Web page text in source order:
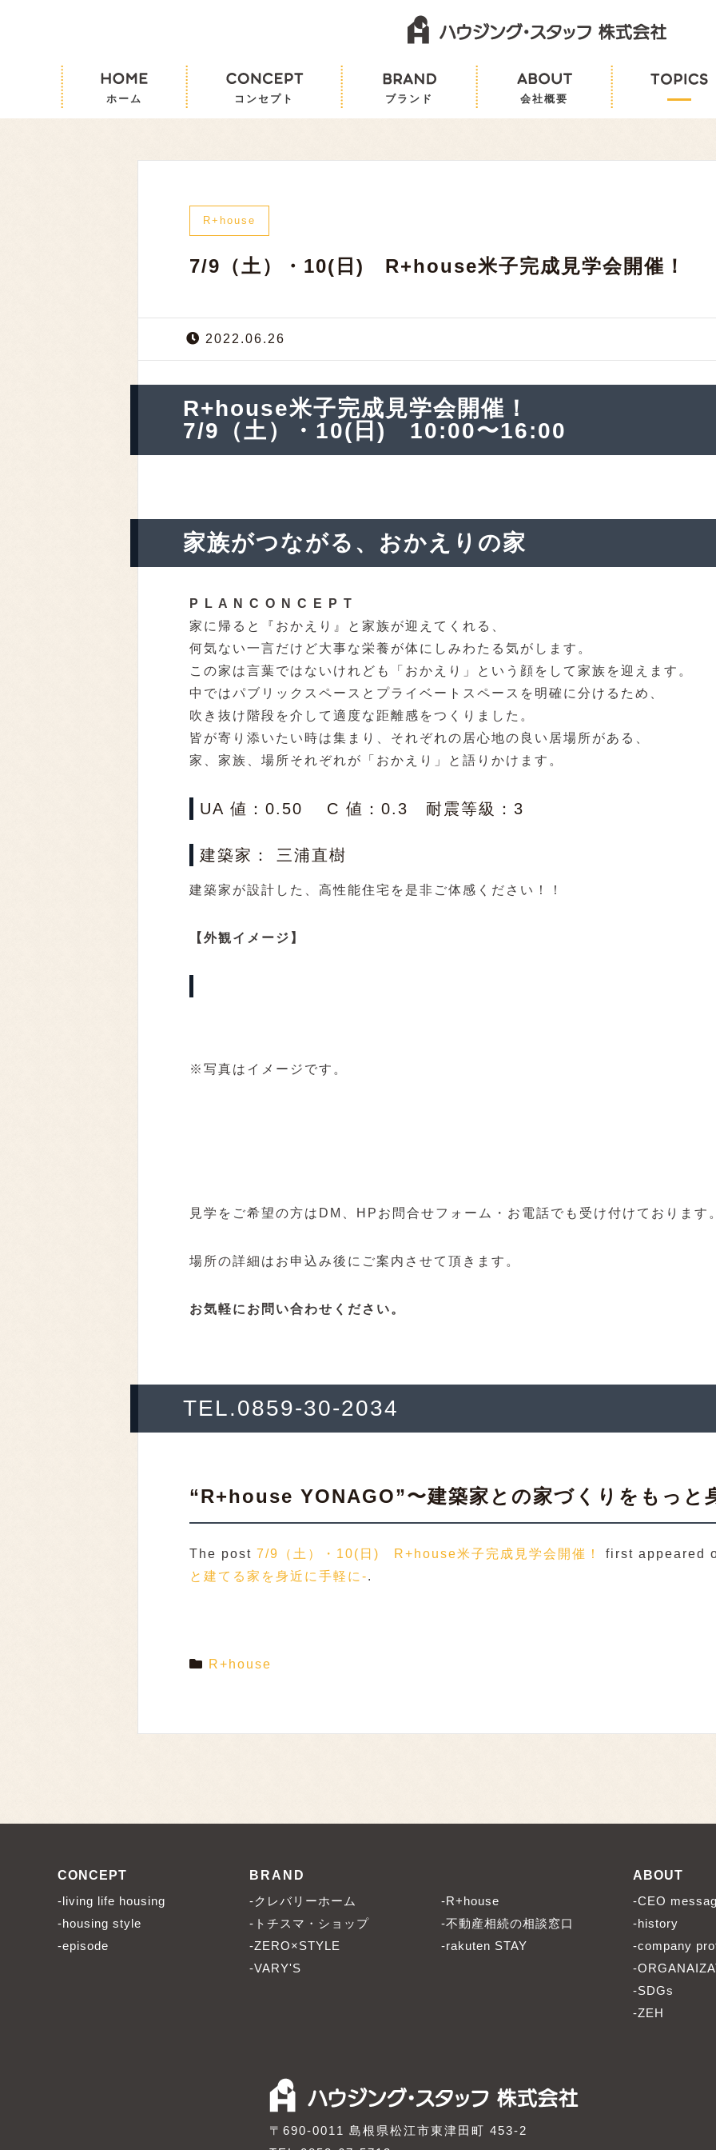
R+house
7/9（土）・10(日) R+house米子完成見学会開催！
2022.06.26
R+house米子完成見学会開催！
7/9（土）・10(日) 10:00〜16:00
家族がつながる、おかえりの家
P L A N C O N C E P T
家に帰ると『おかえり』と家族が迎えてくれる、
何気ない一言だけど大事な栄養が体にしみわたる気がします。
この家は言葉ではないけれども「おかえり」という顔をして家族を迎えます。
中ではパブリックスペースとプライベートスペースを明確に分けるため、
吹き抜け階段を介して適度な距離感をつくりました。
皆が寄り添いたい時は集まり、それぞれの居心地の良い居場所がある、
家、家族、場所それぞれが「おかえり」と語りかけます。
UA 値：0.50 C 値：0.3 耐震等級：3
建築家： 三浦直樹
建築家が設計した、高性能住宅を是非ご体感ください！！
【外観イメージ】
※写真はイメージです。
見学をご希望の方はDM、HPお問合せフォーム・お電話でも受け付けております
場所の詳細はお申込み後にご案内させて頂きます。
お気軽にお問い合わせください。
TEL.0859-30-2034
“R+house YONAGO”〜建築家との家づくりをもっと
The post 7/9（土）・10(日) R+house米子完成見学会開催！
first appeared
と建てる家を身近に手軽に-.
R+house
CONCEPT
-living life housing
-housing style
-episode
BRAND
-クレバリーホーム
-トチスマ・ショップ
-ZERO×STYLE
-VARY'S
-R+house
-不動産相続の相談窓口
-rakuten STAY
ABOUT
-CEO
-history
-company
-
-SDGs
-ZEH
〒690-0011 島根県松江市東津田町 453-2